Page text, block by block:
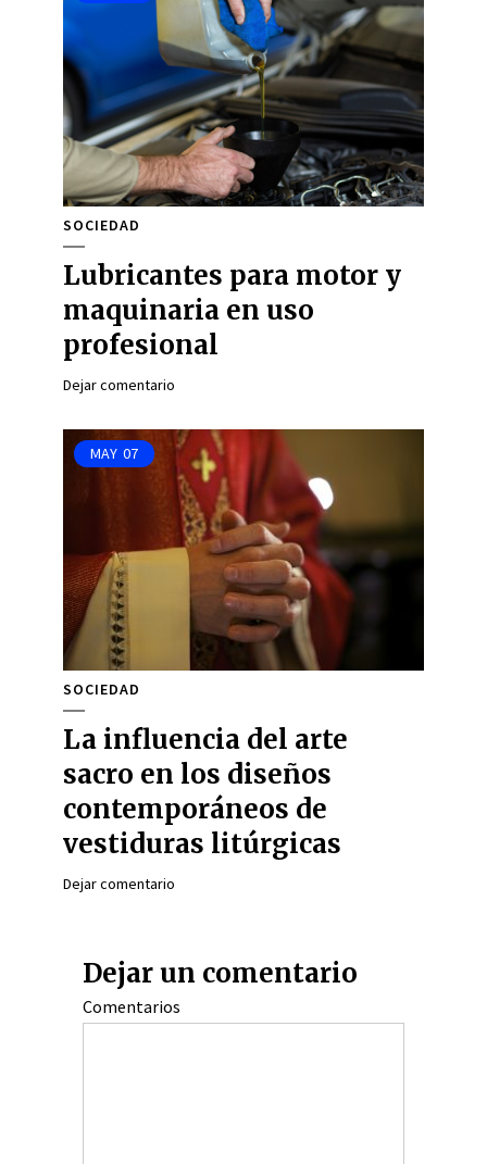
SOCIEDAD
Lubricantes para motor y
maquinaria en uso
profesional
Dejar comentario
MAY 07
SOCIEDAD
La influencia del arte
sacro en los diseños
contemporáneos de
vestiduras litúrgicas
Dejar comentario
Dejar un comentario
Comentarios